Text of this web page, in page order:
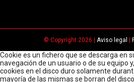
© Copyright 2026 | Aviso legal
Cookie es un fichero que se descarga en
navegación de un usuario o de su equipo
cookies en el disco duro solamente
mayoría de las mismas se borran del